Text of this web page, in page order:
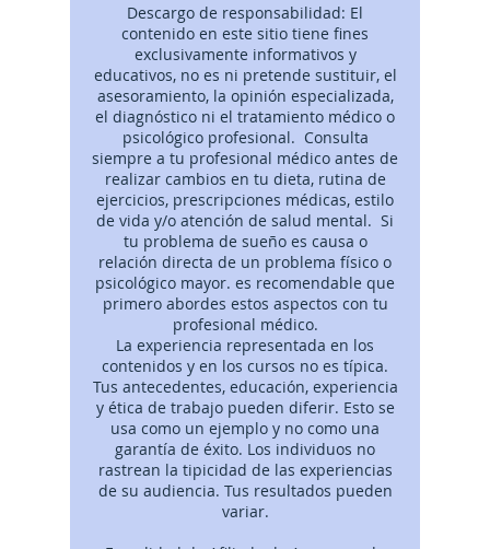
Descargo de responsabilidad: El
contenido en este sitio tiene fines
exclusivamente informativos y
educativos, no es ni pretende sustituir, el
asesoramiento, la opinión especializada,
el diagnóstico ni el tratamiento médico o
psicológico profesional. Consulta
siempre a tu profesional médico antes de
realizar cambios en tu dieta, rutina de
ejercicios, prescripciones médicas, estilo
de vida y/o atención de salud mental. Si
tu problema de sueño es causa o
relación directa de un problema físico o
psicológico mayor. es recomendable que
primero abordes estos aspectos con tu
profesional médico.
La experiencia representada en los
contenidos y en los cursos no es típica.
Tus antecedentes, educación, experiencia
y ética de trabajo pueden diferir. Esto se
usa como un ejemplo y no como una
garantía de éxito. Los individuos no
rastrean la tipicidad de las experiencias
de su audiencia. Tus resultados pueden
variar.